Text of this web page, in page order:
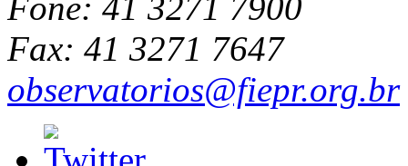
Fone: 41 3271 7900
Fax: 41 3271 7647
observatorios@fiepr.org.br